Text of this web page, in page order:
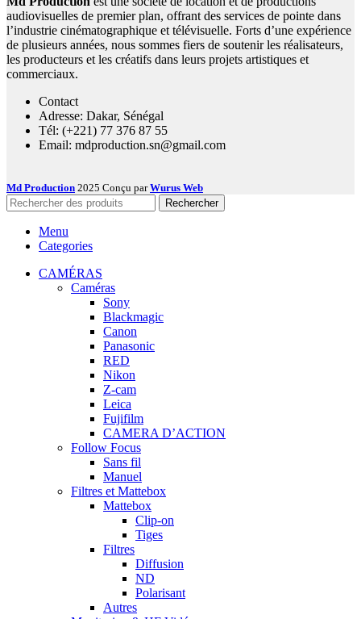
audiovisuelles de premier plan, offrant des services de pointe dans
l’industrie cinématographique et télévisuelle. Forts d’une expérience
de plusieurs années, nous sommes fiers de soutenir les réalisateurs,
les producteurs et les créatifs dans leurs projets artistiques et
commerciaux.
Contact
Adresse: Dakar, Sénégal
Tél: (+221) 77 376 87 55
Email: mdproduction.sn@gmail.com
Md Production 2025 Conçu parWurus Web
Rechercher
Menu
Categories
CAMÉRAS
Caméras
Sony
Blackmagic
Canon
Panasonic
RED
Nikon
Z-cam
Leica
Fujifilm
CAMERA D’ACTION
Follow Focus
Sans fil
Manuel
Filtres et Mattebox
Mattebox
Clip-on
Tiges
Filtres
Diffusion
ND
Polarisant
Autres